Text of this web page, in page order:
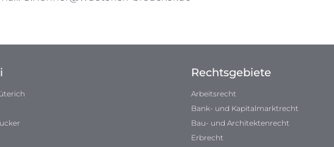
Rechtsgebiete
Arbeitsrecht
Bank- und Kapitalmarktrecht
Bau- und Architektenrecht
Erbrecht